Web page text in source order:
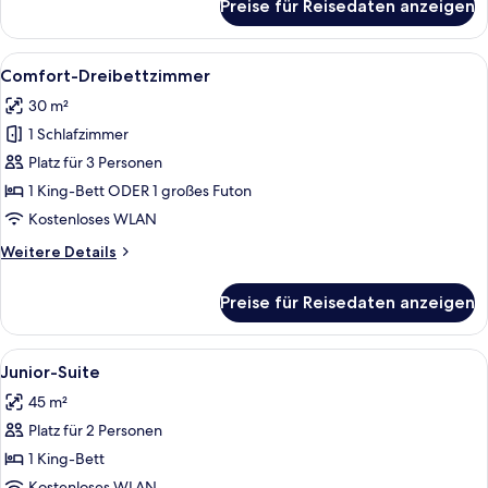
Shell
Preise für Reisedaten anzeigen
Alle
Fotos
für
Comfort-
Dreibettzimmer
anzeigen
Ein Schlafzimmer mit einem großen
6
Comfort-Dreibettzimmer
30 m²
1 Schlafzimmer
Platz für 3 Personen
1 King-Bett ODER 1 großes Futon
Kostenloses WLAN
Weitere Details
Weitere
Dreibettzimmer
Preise für Reisedaten anzeigen
Alle
Fotos
für
Junior-
Suite
Ein Schlafzimmer mit Bett, Sessel,
7
Junior-Suite
45 m²
Platz für 2 Personen
1 King-Bett